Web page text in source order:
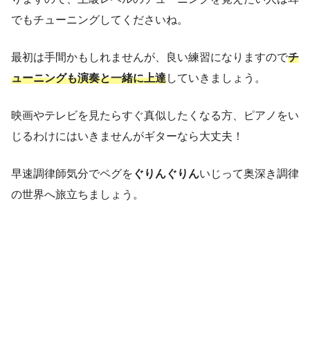
でもチューニングしてくださいね。
最初は手間かもしれませんが、良い練習になりますのでチ
ューニングも演奏と一緒に上達していきましょう。
映画やテレビを見たらすぐ真似したくなる方、ピアノをい
じるわけにはいきませんがギターなら大丈夫！
早速調律師気分でペグを ぐりんぐりんいじって奥深き調律
の世界へ旅立ちましょう。